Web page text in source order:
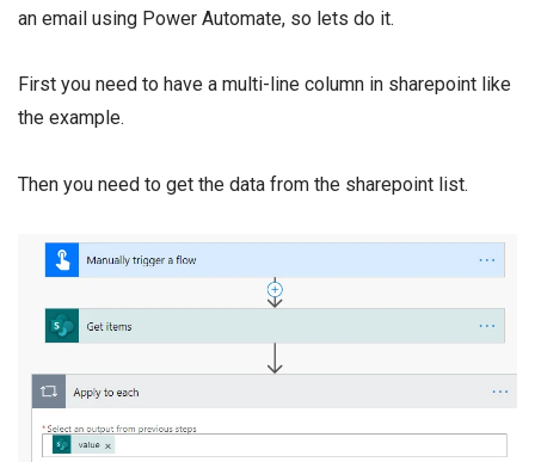
an email using Power Automate, so lets do it.
First you need to have a multi-line column in sharepoint like
the example.
Then you need to get the data from the sharepoint list.